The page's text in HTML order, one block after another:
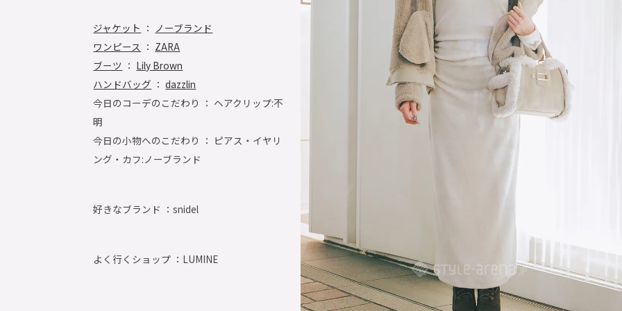
ジャケット ： ノーブランド
ワンピース ： ZARA
ブーツ ： Lily Brown
ハンドバッグ ：dazzlin
今日のコーデのこだわり ： ヘアクリップ:不
明
今日の小物へのこだわり ： ピアス・イヤリ
ング・カフ:ノーブランド
好きなブランド ：snidel
よく行くショップ ： LUMINE